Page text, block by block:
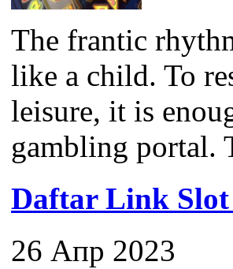
The frantic
like a child. To
leisure, it is
gambling portal.
Daftar Link Slot
26 Апр 2023